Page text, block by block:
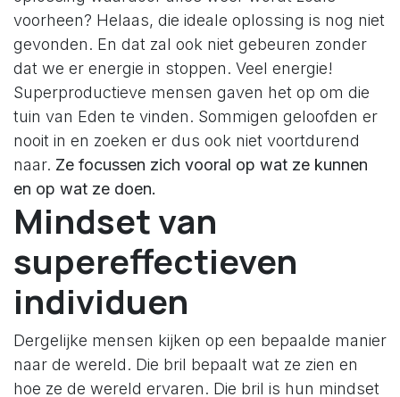
voorheen? Helaas, die ideale oplossing is nog niet
gevonden. En dat zal ook niet gebeuren zonder
dat we er energie in stoppen. Veel energie!
Superproductieve mensen gaven het op om die
tuin van Eden te vinden. Sommigen geloofden er
nooit in en zoeken er dus ook niet voortdurend
naar. Ze focussen zich vooral op wat ze kunnen
en op wat ze doen.
Mindset van
supereffectieven
individuen
Dergelijke mensen kijken op een bepaalde manier
naar de wereld. Die bril bepaalt wat ze zien en
hoe ze de wereld ervaren. Die bril is hun mindset